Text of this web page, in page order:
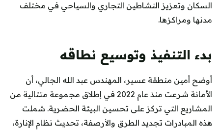
السكان وتعزيز النشاطين التجاري والسياحي في مختلف
مدنها ومراكزها.
بدء التنفيذ وتوسيع نطاقه
أوضح أمين منطقة عسير، المهندس عبد الله الجالي، أن
الأمانة شرعت منذ عام 2022 في إطلاق مجموعة متتالية من
المشاريع التي تركز على تحسين البيئة الحضرية. شملت
هذه المبادرات تجديد الطرق والأرصفة، تحديث نظام الإنارة،